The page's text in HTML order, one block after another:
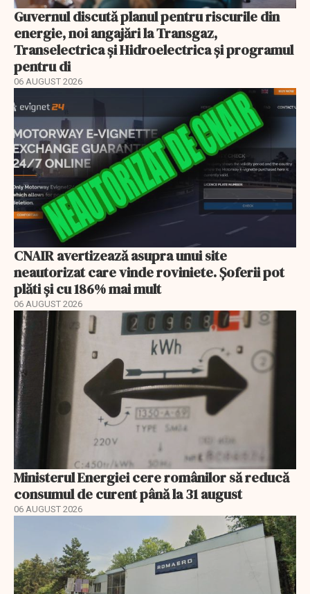
Guvernul discută planul pentru riscurile din
energie, noi angajări la Transgaz,
Transelectrica și Hidroelectrica și programul
pentru di
06 AUGUST 2026
CNAIR avertizează asupra unui site
neautorizat care vinde roviniete. Șoferii pot
plăti și cu 186% mai mult
06 AUGUST 2026
Ministerul Energiei cere românilor să reducă
consumul de curent până la 31 august
06 AUGUST 2026